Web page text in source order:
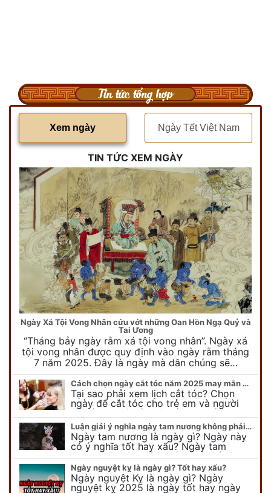
Tin tức tổng hợp
Xem ngày Ngày Tết Việt Nam
TIN TỨC XEM NGÀY
Ngày Xá Tội Vong Nhân cứu vớt những Oan Hồn Ngạ Quỷ và
Tai Ương
“Tháng bảy ngày rằm xá tội vong nhân”. Ngày xá
tội vong nhân được quy định vào ngày rằm tháng
7 năm 2025. Đây là ngày mà dân chúng sẽ…
Cách chọn ngày cắt tóc năm 2025 may mắn cho cả trẻ em và người lớn
Tại sao phải xem lịch cắt tóc? Chọn
ngày để cắt tóc cho trẻ em và người
lớn cần lưu ý điều gì để gặp nhiều may
mắn ? Khi…
Luận giải ý nghĩa ngày tam nương không phải ai cũng biết
Ngày tam nương là ngày gì? Ngày này
có ý nghĩa tốt hay xấu? Ngày tam
nương sát có nguồn gốc như thế nào?
Cần kiêng kỵ điều gì khi…
Ngày nguyệt kỵ là ngày gì? Tốt hay xấu?
Ngày nguyệt Kỵ là ngày gì? Ngày
nguyệt kỵ 2025 là ngày tốt hay ngày